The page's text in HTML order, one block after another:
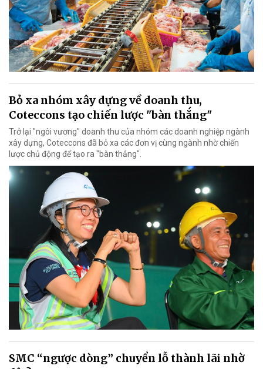
Bỏ xa nhóm xây dựng về doanh thu,
Coteccons tạo chiến lược "bàn thắng"
Trở lại "ngôi vương" doanh thu của nhóm các doanh nghiệp ngành
xây dựng, Coteccons đã bỏ xa các đơn vị cùng ngành nhờ chiến
lược chủ động để tạo ra "bàn thắng".
SMC “ngược dòng” chuyển lỗ thành lãi nhờ